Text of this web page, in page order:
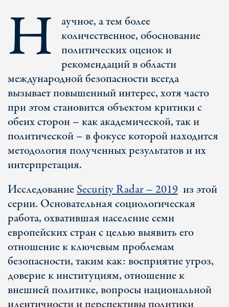
Н
аучное, а тем более
количественное, обоснование
политических оценок и
рекомендаций в области
международной безопасности всегда
вызывает повышенный интерес, хотя часто
при этом становится объектом критики с
обеих сторон – как академической, так и
политической – в фокусе которой находится
методология полученных результатов и их
интерпретация.
ИсследованиеSecurity Radar – 2019 из этой
серии. Основательная социологическая
работа, охватившая население семи
европейских стран с целью выявить его
отношение к ключевым проблемам
безопасности, таким как: восприятие угроз,
доверие к институциям, отношение к
внешней политике, вопросы национальной